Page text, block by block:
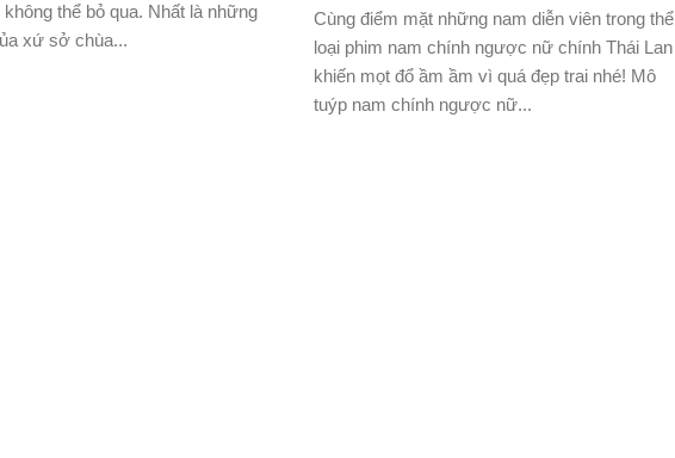
không thể bỏ qua. Nhất là những
xứ sở chùa...
Cùng điểm mặt những nam diễn viên trong thể
loại phim nam chính ngược nữ chính Thái Lan
khiến mọt đổ ầm ầm vì quá đẹp trai nhé! Mô
tuýp nam chính ngược nữ...